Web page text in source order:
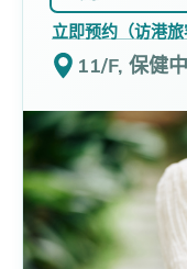
立即预约（访港旅
11/F, 保健